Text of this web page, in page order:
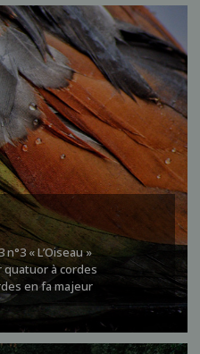
« L’Oiseau »
quatuor à cordes
en fa majeur